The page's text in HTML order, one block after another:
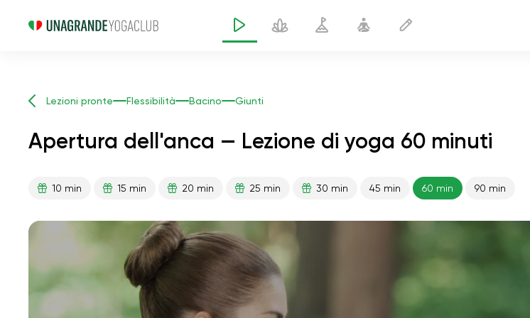
Lezioni pronte Flessibilità Bacino Giunti
Apertura dell'anca — Lezione di yoga 60 minuti
10 min 15 min 20 min 25 min 30 min 45 min 60 min 90 min